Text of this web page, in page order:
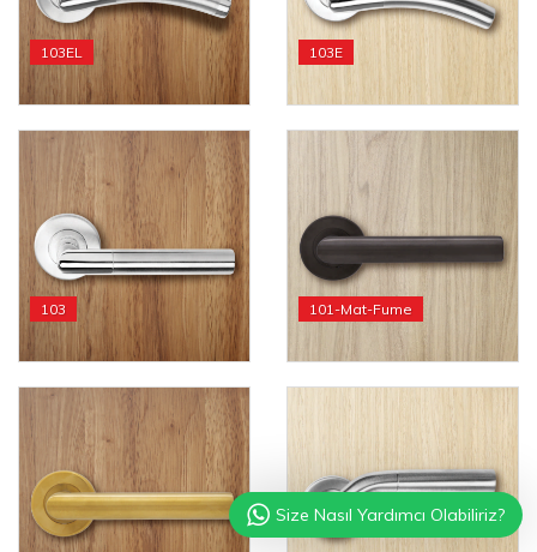
103EL 103E
103 101-Mat-Fume
Size Nasıl Yardımcı Olabiliriz?